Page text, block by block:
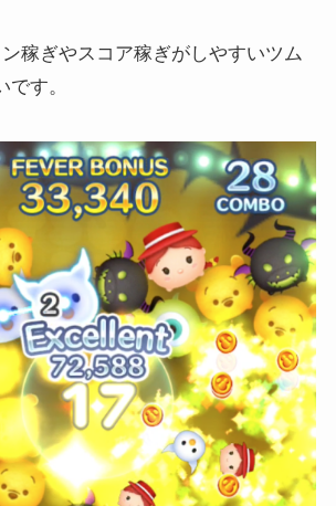
稼ぎやスコア稼ぎがしやすいツム
す。